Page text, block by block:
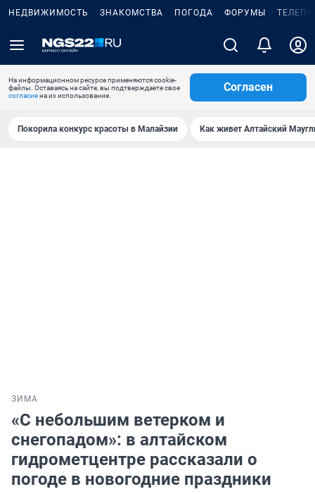
НЕДВИЖИМОСТЬ ЗНАКОМСТВА ПОГОДА ФОРУМЫ
На информационном ресурсе применяются cookie-
файлы. Оставаясь на сайте, вы подтверждаете свое
согласиена их использование.
Согласен
Покорила конкурс красоты в Малайзии Как живет Алтайский
ЗИМА
«С небольшим ветерком и
снегопадом»: в алтайском
гидрометцентре рассказали о
погоде в новогодние праздники